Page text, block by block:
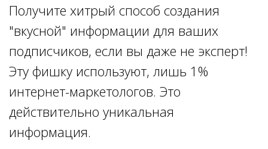
Получите хитрый способ создания
"вкусной" информации для ваших
подписчиков, если вы даже не эксперт!
Эту фишку используют, лишь 1%
интернет-маркетологов. Это
действительно уникальная
информация.